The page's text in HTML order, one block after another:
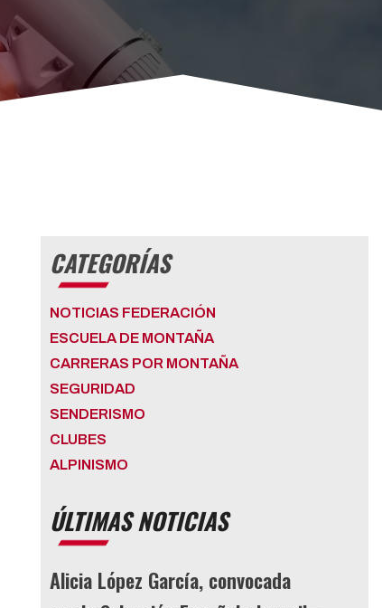
CATEGORÍAS
NOTICIAS FEDERACIÓN
ESCUELA DE MONTAÑA
CARRERAS POR MONTAÑA
SEGURIDAD
SENDERISMO
CLUBES
ALPINISMO
ÚLTIMAS NOTICIAS
Telma Flores y Berta Rodríguez